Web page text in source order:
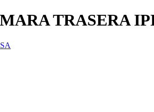
TRASERA